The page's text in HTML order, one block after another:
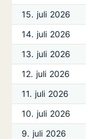
15. juli 2026
14. juli 2026
13. juli 2026
12. juli 2026
11. juli 2026
10. juli 2026
9. juli 2026